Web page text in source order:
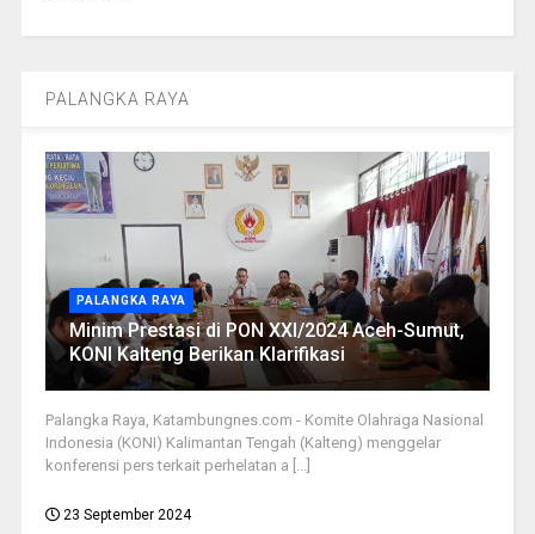
PALANGKA RAYA
PALANGKA RAYA
Minim Prestasi di PON XXI/2024 Aceh-Sumut,
KONI Kalteng Berikan Klarifikasi
Palangka Raya, Katambungnes.com - Komite Olahraga Nasional
Indonesia (KONI) Kalimantan Tengah (Kalteng) menggelar
konferensi pers terkait perhelatan a [...]
23 September 2024